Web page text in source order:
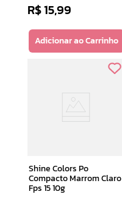
R$15,99
Adicionar ao Carrinho
Shine Colors Po
Compacto Marrom Claro
Fps 15 10g